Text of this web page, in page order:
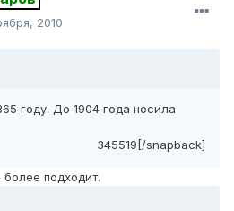
2010
году. До 1904 года носила
345519[/snapback]
подходит.